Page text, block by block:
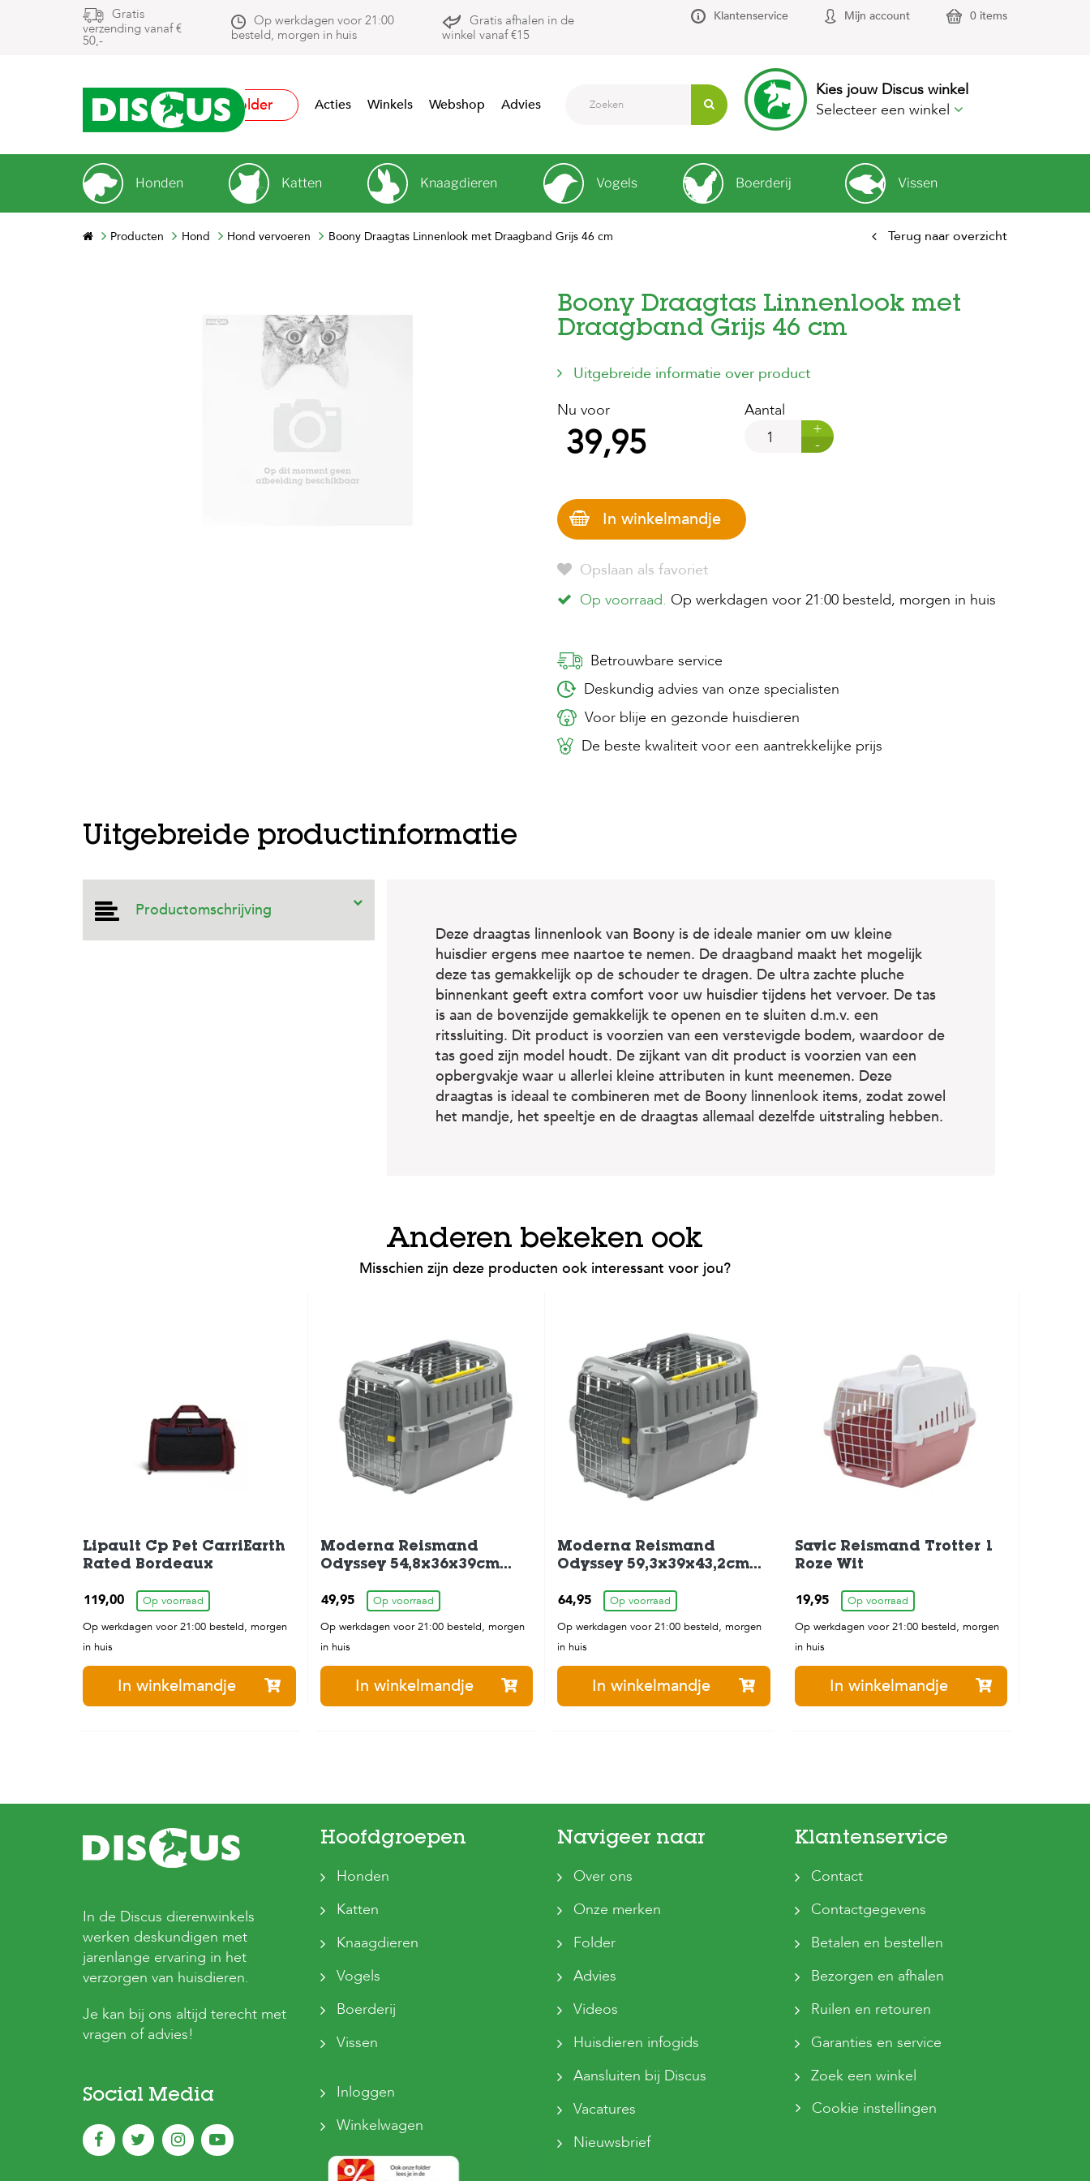
Gratis
verzending vanaf €
50,-
Op werkdagen voor 21:00
besteld, morgen in huis
Gratis afhalen in de
winkel vanaf €15
Klantenservice Mijn account 0 items
Folder Acties Winkels Webshop Advies
Kies jouw Discus winkel
Selecteer een winkel
Honden Katten Knaagdieren Vogels Boerderij Vissen
Producten Hond Hond vervoeren Boony Draagtas Linnenlook met Draagband Grijs 46 cm Terug naar overzicht
Boony Draagtas Linnenlook met
Draagband Grijs 46 cm
Uitgebreide informatie over product
Nu voor
39,95
Aantal
+
-
In winkelmandje
Opslaan als favoriet
Op voorraad. Op werkdagen voor 21:00 besteld, morgen in huis
Betrouwbare service
Deskundig advies van onze specialisten
Voor blije en gezonde huisdieren
De beste kwaliteit voor een aantrekkelijke prijs
Uitgebreide productinformatie
Productomschrijving
Deze draagtas linnenlook van Boony is de ideale manier om uw kleine
huisdier ergens mee naartoe te nemen. De draagband maakt het mogelijk
deze tas gemakkelijk op de schouder te dragen. De ultra zachte pluche
binnenkant geeft extra comfort voor uw huisdier tijdens het vervoer. De tas
is aan de bovenzijde gemakkelijk te openen en te sluiten d.m.v. een
ritssluiting. Dit product is voorzien van een verstevigde bodem, waardoor de
tas goed zijn model houdt. De zijkant van dit product is voorzien van een
opbergvakje waar u allerlei kleine attributen in kunt meenemen. Deze
draagtas is ideaal te combineren met de Boony linnenlook items, zodat zowel
het mandje, het speeltje en de draagtas allemaal dezelfde uitstraling hebben.
Anderen bekeken ook
Misschien zijn deze producten ook interessant voor jou?
Lipault Cp Pet CarriEarth
Rated Bordeaux
119,00
Op voorraad
Op werkdagen voor 21:00 besteld, morgen
in huis
In winkelmandje
Moderna Reismand
Odyssey 54,8x36x39cm
49,95
Op voorraad
Op werkdagen voor 21:00 besteld, morgen
in huis
In winkelmandje
Moderna Reismand
Odyssey 59,3x39x43,2cm
64,95
Op voorraad
Op werkdagen voor 21:00 besteld, morgen
in huis
In winkelmandje
Savic Reismand Trotter 1
Roze Wit
19,95
Op voorraad
Op werkdagen voor 21:00 besteld, morgen
in huis
In winkelmandje
In de Discus dierenwinkels
werken deskundigen met
jarenlange ervaring in het
verzorgen van huisdieren.
Je kan bij ons altijd terecht met
vragen of advies!
Social Media
Hoofdgroepen
Honden
Katten
Knaagdieren
Vogels
Boerderij
Vissen
Inloggen
Winkelwagen
Navigeer naar
Over ons
Onze merken
Folder
Advies
Videos
Huisdieren infogids
Aansluiten bij Discus
Vacatures
Nieuwsbrief
Klantenservice
Contact
Contactgegevens
Betalen en bestellen
Bezorgen en afhalen
Ruilen en retouren
Garanties en service
Zoek een winkel
Cookie instellingen